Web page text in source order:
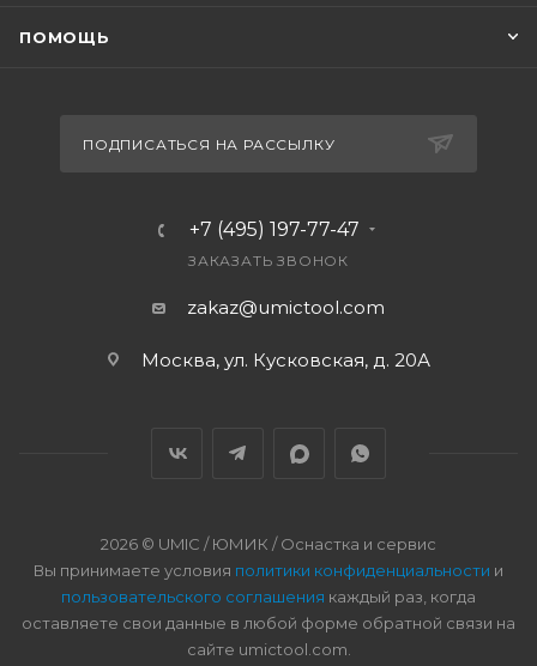
ПОМОЩЬ
ПОДПИСАТЬСЯ НА РАССЫЛКУ
+7 (495) 197-77-47
ЗАКАЗАТЬ ЗВОНОК
zakaz@umictool.com
Москва, ул. Кусковская, д. 20А
2026 © UMIC / ЮМИК / Оснастка и сервис
Вы принимаете условия политики конфиденциальности и
пользовательского соглашения каждый раз, когда
оставляете свои данные в любой форме обратной связи на
сайте umictool.com.